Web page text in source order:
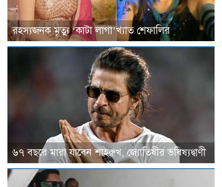
রহস্যজনক মৃত্যু ‘কাটা লাগা’খ্যাত শেফালির
৬৭ বছরে মারা যাবেন শাহরুখ, জ্যোতিষীর ভবিষ্যদ্বাণী